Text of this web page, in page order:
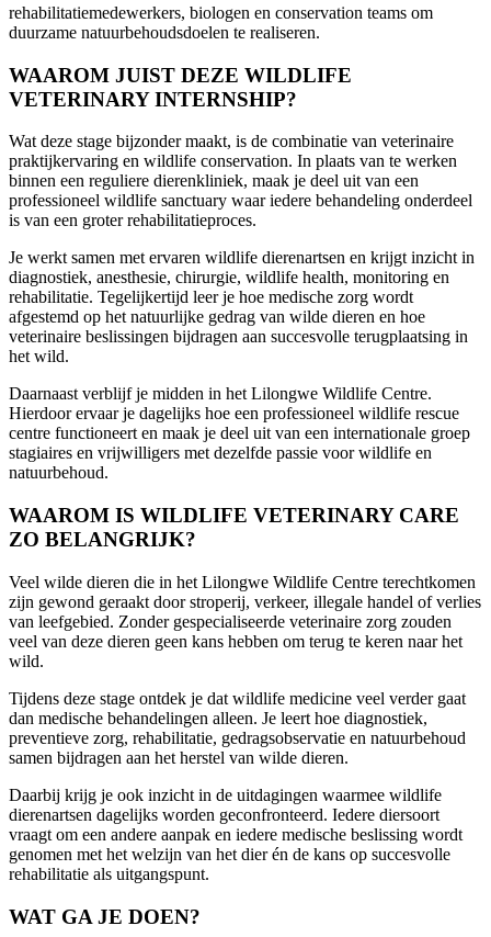
rehabilitatiemedewerkers, biologen en conservation teams om
duurzame natuurbehoudsdoelen te realiseren.
WAAROM JUIST DEZE WILDLIFE
VETERINARY INTERNSHIP?
Wat deze stage bijzonder maakt, is de combinatie van veterinaire
praktijkervaring en wildlife conservation. In plaats van te werken
binnen een reguliere dierenkliniek, maak je deel uit van een
professioneel wildlife sanctuary waar iedere behandeling onderdeel
is van een groter rehabilitatieproces.
Je werkt samen met ervaren wildlife dierenartsen en krijgt inzicht in
diagnostiek, anesthesie, chirurgie, wildlife health, monitoring en
rehabilitatie. Tegelijkertijd leer je hoe medische zorg wordt
afgestemd op het natuurlijke gedrag van wilde dieren en hoe
veterinaire beslissingen bijdragen aan succesvolle terugplaatsing in
het wild.
Daarnaast verblijf je midden in het Lilongwe Wildlife Centre.
Hierdoor ervaar je dagelijks hoe een professioneel wildlife rescue
centre functioneert en maak je deel uit van een internationale groep
stagiaires en vrijwilligers met dezelfde passie voor wildlife en
natuurbehoud.
WAAROM IS WILDLIFE VETERINARY CARE
ZO BELANGRIJK?
Veel wilde dieren die in het Lilongwe Wildlife Centre terechtkomen
zijn gewond geraakt door stroperij, verkeer, illegale handel of verlies
van leefgebied. Zonder gespecialiseerde veterinaire zorg zouden
veel van deze dieren geen kans hebben om terug te keren naar het
wild.
Tijdens deze stage ontdek je dat wildlife medicine veel verder gaat
dan medische behandelingen alleen. Je leert hoe diagnostiek,
preventieve zorg, rehabilitatie, gedragsobservatie en natuurbehoud
samen bijdragen aan het herstel van wilde dieren.
Daarbij krijg je ook inzicht in de uitdagingen waarmee wildlife
dierenartsen dagelijks worden geconfronteerd. Iedere diersoort
vraagt om een andere aanpak en iedere medische beslissing wordt
genomen met het welzijn van het dier én de kans op succesvolle
rehabilitatie als uitgangspunt.
WAT GA JE DOEN?